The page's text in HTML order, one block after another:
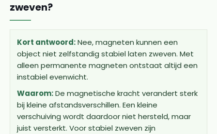
zweven?
Kort antwoord:Nee, magneten kunnen een
object niet zelfstandig stabiel laten zweven. Met
alleen permanente magneten ontstaat altijd een
instabiel evenwicht.
Waarom:De magnetische kracht verandert sterk
bij kleine afstandsverschillen. Een kleine
verschuiving wordt daardoor niet hersteld, maar
juist versterkt. Voor stabiel zweven zijn